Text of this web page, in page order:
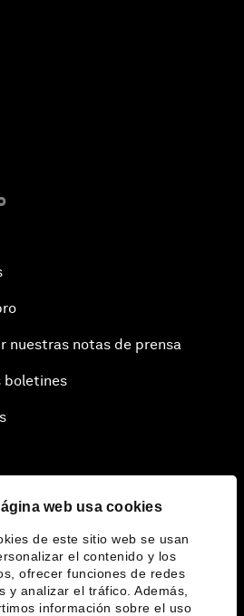
web usa cookies
de este sitio web se usan
el contenido y los
ofrecer funciones de redes
y analizar el tráfico. Además,
información sobre el uso
nuestras notas de prensa
boletines